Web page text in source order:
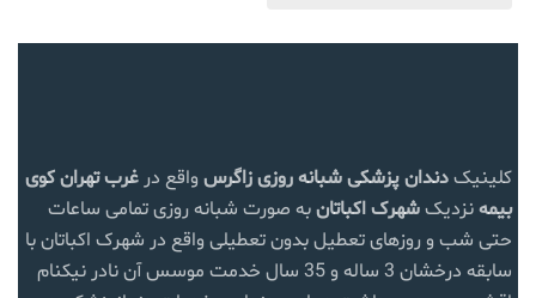
کلینیکدندان پزشکی شبانه روزی زاگرس واقع در غرب تهرانکوی
بیمهنزدیکشهرک اکباتانبه صورت شبانه روزی تمامی ساعات
حتی شب و روزهای تعطیل بدون تعطیلی واقع در شهرک اکباتان با
سابقه درخشان 3 ساله و 35 سال خدمت موسس آن نادر نیکنام